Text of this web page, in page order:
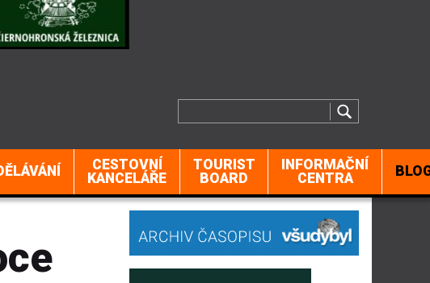
CESTOVNÍ
KANCELÁŘE
TOURIST
BOARD
INFORMAČNÍ
CENTRA